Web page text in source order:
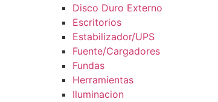
Disco Duro Externo
Escritorios
Estabilizador/UPS
Fuente/Cargadores
Fundas
Herramientas
Iluminacion